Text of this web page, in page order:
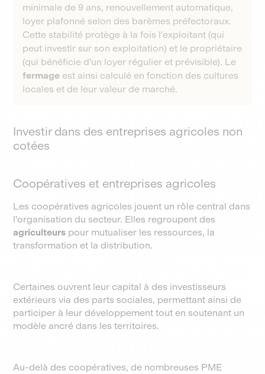
minimale de 9 ans, renouvellement automatique,
loyer plafonné selon des barèmes préfectoraux.
Cette stabilité protège à la fois l'exploitant (qui
peut investir sur son exploitation) et le propriétaire
(qui bénéficie d'un loyer régulier et prévisible). Le
fermage est ainsi calculé en fonction des cultures
locales et de leur valeur de marché.
Investir dans des entreprises agricoles non
cotées
Coopératives et entreprises agricoles
Les coopératives agricoles jouent un rôle central dans
l'organisation du secteur. Elles regroupent des
agriculteurs pour mutualiser les ressources, la
transformation et la distribution.
Certaines ouvrent leur capital à des investisseurs
extérieurs via des parts sociales, permettant ainsi de
participer à leur développement tout en soutenant un
modèle ancré dans les territoires.
Au-delà des coopératives, de nombreuses PME